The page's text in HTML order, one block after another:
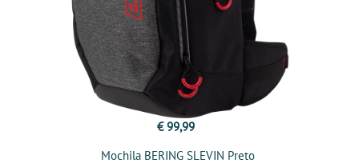
€ 99,99
Mochila BERING SLEVIN Preto